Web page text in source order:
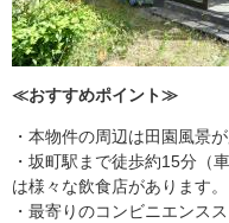
≪おすすめポイント≫
・本物件の周辺は田園風景
・坂町駅まで徒歩約15分（
は様々な飲食店があります。
・最寄りのコンビニエンス